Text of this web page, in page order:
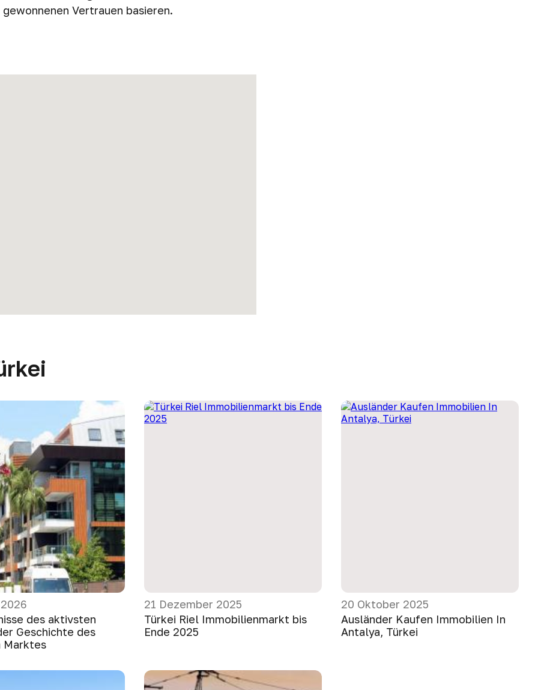
Vertrauen basieren.
des aktivsten
Geschichte des
Marktes
21 Dezember 2025
Türkei Riel Immobilienmarkt bis
Ende 2025
20 Oktober 2025
Ausländer Kaufen Immobilien In
Antalya, Türkei